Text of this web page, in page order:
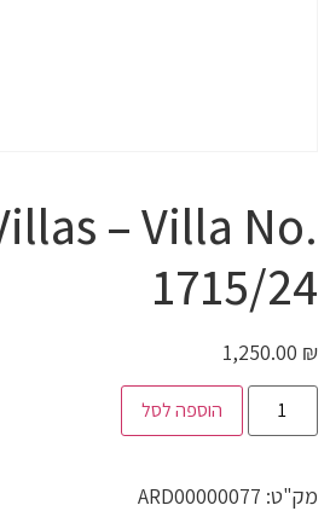
– Villa No.
1715/24
1,250.00 ₪
הוספה לסל
מק"ט: ARD00000077